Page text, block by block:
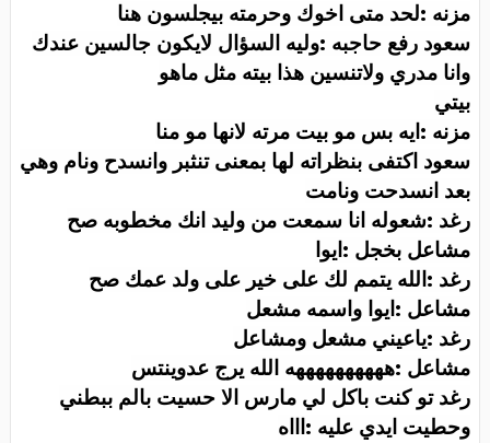
مزنه :لحد متى اخوك وحرمته بيجلسون هنا
سعود رفع حاجبه :وليه السؤال لايكون جالسين عندك
وانا مدري ولاتنسين هذا بيته مثل ماهو
بيتي
مزنه :ايه بس مو بيت مرته لانها مو منا
سعود اكتفى بنظراته لها بمعنى تنثبر وانسدح ونام وهي
بعد انسدحت ونامت
رغد :شعوله انا سمعت من وليد انك مخطوبه صح
مشاعل بخجل :ايوا
رغد :الله يتمم لك على خير على ولد عمك صح
مشاعل :ايوا واسمه مشعل
رغد :ياعيني مشعل ومشاعل
مشاعل :ههههههههههه الله يرج عدوينتس
رغد تو كنت باكل لي مارس الا حسيت بالم ببطني
وحطيت ايدي عليه :اااه